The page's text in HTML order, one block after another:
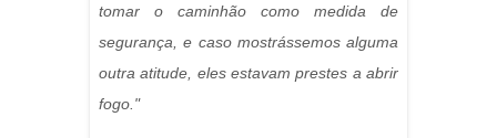
tomar o caminhão como medida de
segurança, e caso mostrássemos alguma
outra atitude, eles estavam prestes a abrir
fogo."